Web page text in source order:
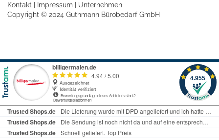
Kontakt Impressum
Unternehmen
Copyright © 2024 Guthmann Bürobedarf GmbH